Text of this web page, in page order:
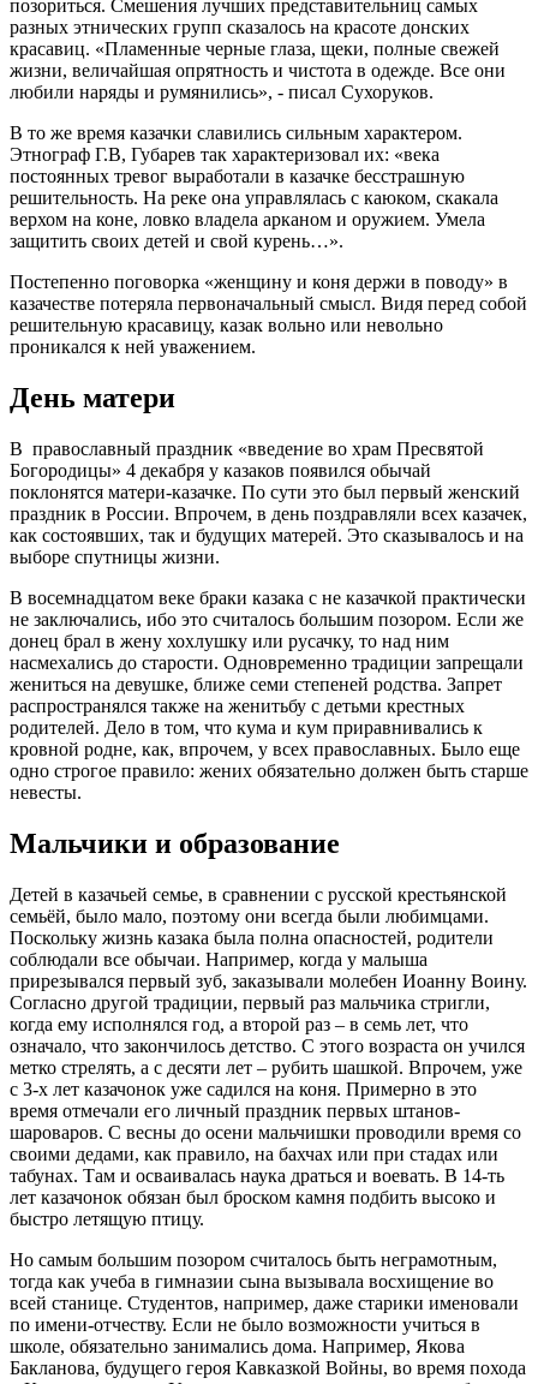
позориться. Смешения лучших представительниц самых
разных этнических групп сказалось на красоте донских
красавиц. «Пламенные черные глаза, щеки, полные свежей
жизни, величайшая опрятность и чистота в одежде. Все они
любили наряды и румянились», - писал Сухоруков.
В то же время казачки славились сильным характером.
Этнограф Г.В, Губарев так характеризовал их: «века
постоянных тревог выработали в казачке бесстрашную
решительность. На реке она управлялась с каюком, скакала
верхом на коне, ловко владела арканом и оружием. Умела
защитить своих детей и свой курень…».
Постепенно поговорка «женщину и коня держи в поводу» в
казачестве потеряла первоначальный смысл. Видя перед собой
решительную красавицу, казак вольно или невольно
проникался к ней уважением.
День матери
В православный праздник «введение во храм Пресвятой
Богородицы» 4 декабря у казаков появился обычай
поклонятся матери-казачке. По сути это был первый женский
праздник в России. Впрочем, в день поздравляли всех казачек,
как состоявших, так и будущих матерей. Это сказывалось и на
выборе спутницы жизни.
В восемнадцатом веке браки казака с не казачкой практически
не заключались, ибо это считалось большим позором. Если же
донец брал в жену хохлушку или русачку, то над ним
насмехались до старости. Одновременно традиции запрещали
жениться на девушке, ближе семи степеней родства. Запрет
распространялся также на женитьбу с детьми крестных
родителей. Дело в том, что кума и кум приравнивались к
кровной родне, как, впрочем, у всех православных. Было еще
одно строгое правило: жених обязательно должен быть старше
невесты.
Мальчики и образование
Детей в казачьей семье, в сравнении с русской крестьянской
семьёй, было мало, поэтому они всегда были любимцами.
Поскольку жизнь казака была полна опасностей, родители
соблюдали все обычаи. Например, когда у малыша
прирезывался первый зуб, заказывали молебен Иоанну Воину.
Согласно другой традиции, первый раз мальчика стригли,
когда ему исполнялся год, а второй раз – в семь лет, что
означало, что закончилось детство. С этого возраста он учился
метко стрелять, а с десяти лет – рубить шашкой. Впрочем, уже
с 3-х лет казачонок уже садился на коня. Примерно в это
время отмечали его личный праздник первых штанов-
шароваров. С весны до осени мальчишки проводили время со
своими дедами, как правило, на бахчах или при стадах или
табунах. Там и осваивалась наука драться и воевать. В 14-ть
лет казачонок обязан был броском камня подбить высоко и
быстро летящую птицу.
Но самым большим позором считалось быть неграмотным,
тогда как учеба в гимназии сына вызывала восхищение во
всей станице. Студентов, например, даже старики именовали
по имени-отчеству. Если не было возможности учиться в
школе, обязательно занимались дома. Например, Якова
Бакланова, будущего героя Кавказкой Войны, во время похода